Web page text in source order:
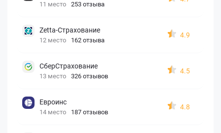
11 место 253 отзыва
Zetta-Страхование
12 место 162 отзыва
4.9
СберСтрахование
13 место 326 отзывов
4.5
Евроинс
14 место 187 отзывов
4.8